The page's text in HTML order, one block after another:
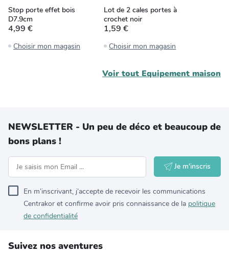
Stop porte effet bois
D7.9cm
4,99 €
Choisir mon magasin
Lot de 2 cales portes à
crochet noir
1,59 €
Choisir mon magasin
Voir tout Equipement maison
NEWSLETTER - Un peu de déco et beaucoup de
bons plans !
Je m'inscris
En m’inscrivant, j’accepte de recevoir les communications
Centrakor et confirme avoir pris connaissance de la politique
de confidentialité
Suivez nos aventures